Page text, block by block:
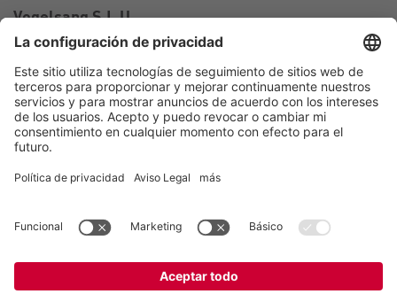
Vogelsang S.L.U.
Carrer Falcó, 10-12,
43810 El Pla de Santa Maria, Tarragona
España
Contacto
Correo electrónico:
spain@vogelsang.info